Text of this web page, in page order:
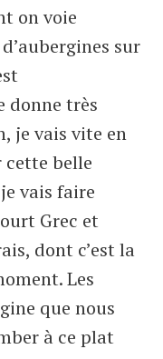
on voie
sur
donne très
je vais vite en
cette belle
vais faire
Grec et
dont c’est la
Les
que nous
à ce plat